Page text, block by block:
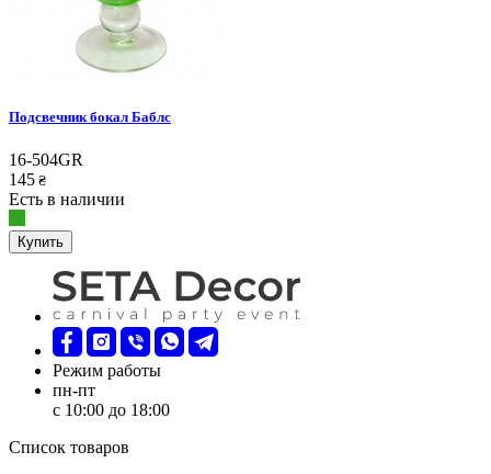
Подсвечник бокал Баблс
16-504GR
145 ₴
Есть в наличии
Купить
Режим работы
пн-пт
с 10:00 до 18:00
Список товаров